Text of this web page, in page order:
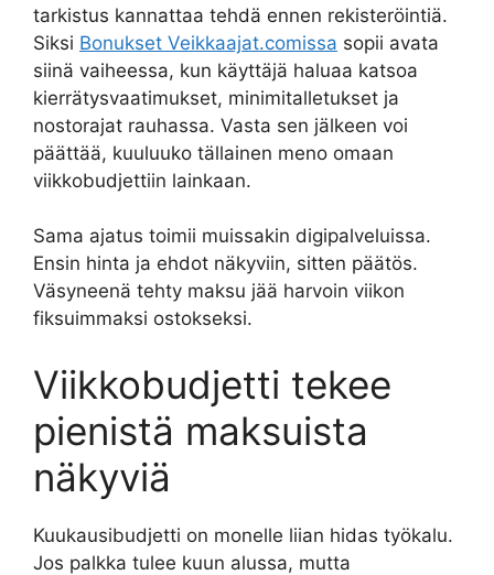
tarkistus kannattaa tehdä ennen rekisteröintiä.
Siksi Bonukset Veikkaajat.comissa sopii avata
siinä vaiheessa, kun käyttäjä haluaa katsoa
kierrätysvaatimukset, minimitalletukset ja
nostorajat rauhassa. Vasta sen jälkeen voi
päättää, kuuluuko tällainen meno omaan
viikkobudjettiin lainkaan.
Sama ajatus toimii muissakin digipalveluissa.
Ensin hinta ja ehdot näkyviin, sitten päätös.
Väsyneenä tehty maksu jää harvoin viikon
fiksuimmaksi ostokseksi.
Viikkobudjetti tekee
pienistä maksuista
näkyviä
Kuukausibudjetti on monelle liian hidas työkalu.
Jos palkka tulee kuun alussa, mutta